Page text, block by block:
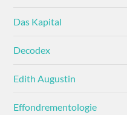
Das Kapital
Decodex
Edith Augustin
Effondrementologie